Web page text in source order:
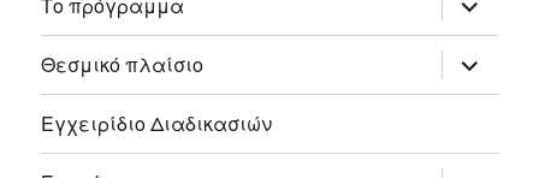
Το πρόγραμμα
child
menu
Θεσμικό πλαίσιο
expand
child
menu
Εγχειρίδιο Διαδικασιών